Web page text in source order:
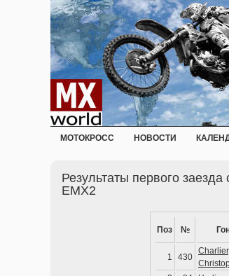
МОТОКРОСС НОВОСТИ
Результаты первого
EMX2
Поз №
1 430